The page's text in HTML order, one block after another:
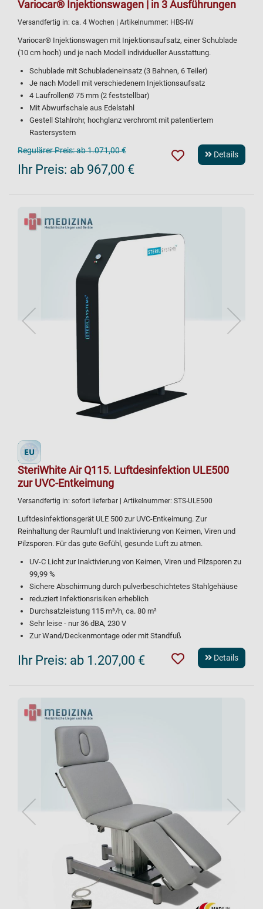
Variocar® Injektionswagen | in 3 Ausführungen
Versandfertig in: ca. 4 Wochen | Artikelnummer: HBS-IW
Variocar® Injektionswagen mit Injektionsaufsatz, einer Schublade
(10 cm hoch) und je nach Modell individueller Ausstattung.
Schublade mit Schubladeneinsatz (3 Bahnen, 6 Teiler)
Je nach Modell mit verschiedenem Injektionsaufsatz
4 LaufrollenØ 75 mm (2 feststellbar)
Mit Abwurfschale aus Edelstahl
Gestell Stahlrohr, hochglanz verchromt mit patentiertem
Rastersystem
Regulärer Preis:ab 1.071,00 €
Ihr Preis: ab 967,00 €
Details
SteriWhite Air Q115. Luftdesinfektion ULE500
zur UVC-Entkeimung
Versandfertig in: sofort lieferbar | Artikelnummer: STS-ULE500
Luftdesinfektionsgerät ULE 500 zur UVC-Entkeimung. Zur
Reinhaltung der Raumluft und Inaktivierung von Keimen, Viren und
Pilzsporen. Für das gute Gefühl, gesunde Luft zu atmen.
UV-C Licht zur Inaktivierung von Keimen, Viren und Pilzsporen zu
99,99 %
Sichere Abschirmung durch pulverbeschichtetes Stahlgehäuse
reduziert Infektionsrisiken erheblich
Durchsatzleistung 115 m³/h, ca. 80 m²
Sehr leise - nur 36 dBA, 230 V
Zur Wand/Deckenmontage oder mit Standfuß
Ihr Preis: ab 1.207,00 € Details